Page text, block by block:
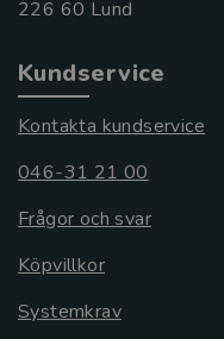
Kundservice
Kontakta kundservice
046-31 21 00
Frågor och svar
Köpvillkor
Systemkrav